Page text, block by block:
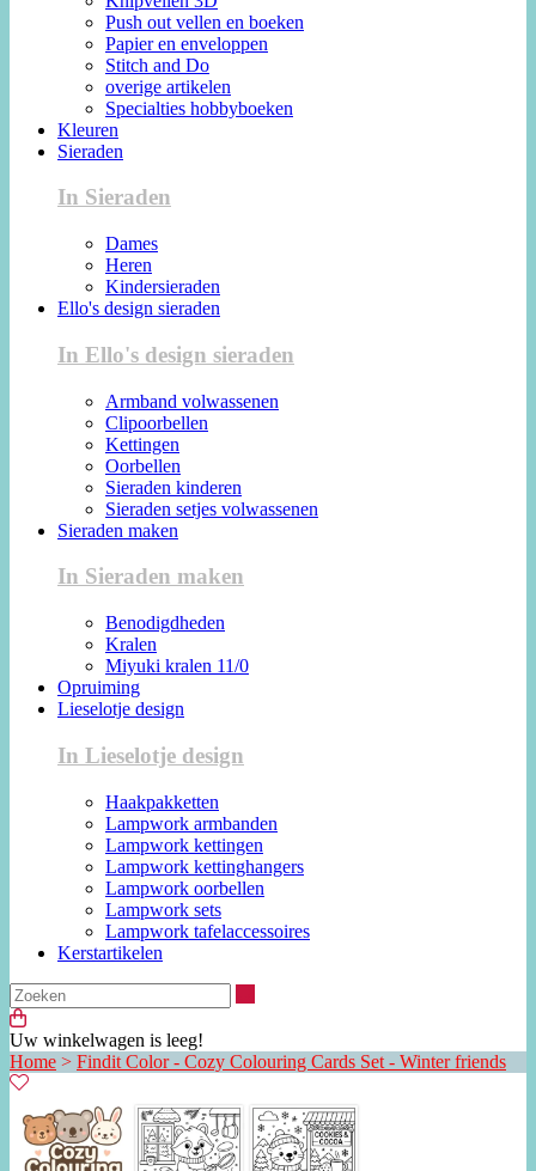
Push out vellen en boeken
Papier en enveloppen
Stitch and Do
overige artikelen
Specialties hobbyboeken
Kleuren
Sieraden
In Sieraden
Dames
Heren
Kindersieraden
Ello's design sieraden
In Ello's design sieraden
Armband volwassenen
Clipoorbellen
Kettingen
Oorbellen
Sieraden kinderen
Sieraden setjes volwassenen
Sieraden maken
In Sieraden maken
Benodigdheden
Kralen
Miyuki kralen 11/0
Opruiming
Lieselotje design
In Lieselotje design
Haakpakketten
Lampwork armbanden
Lampwork kettingen
Lampwork kettinghangers
Lampwork oorbellen
Lampwork sets
Lampwork tafelaccessoires
Kerstartikelen
Uw winkelwagen is leeg!
Home > Findit Color - Cozy Colouring Cards Set - Winter friends